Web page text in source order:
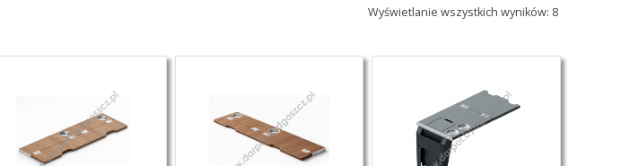
Wyświetlanie wszystkich wyników: 8